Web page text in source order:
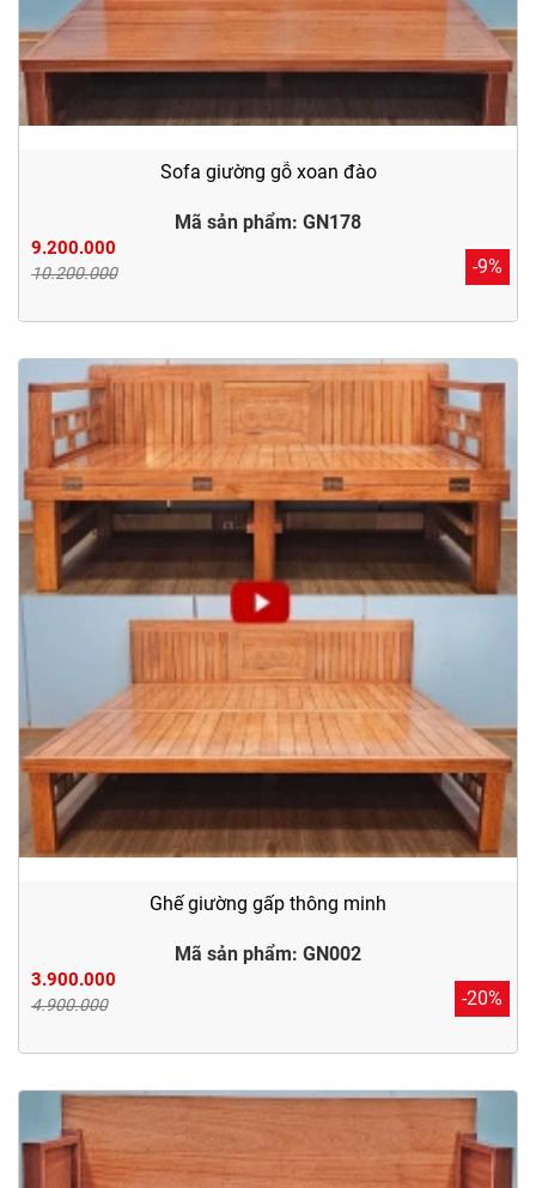
Sofa giường gỗ xoan đào
Mã sản phẩm: GN178
9.200.000
10.200.000 -9%
Ghế giường gấp thông minh
Mã sản phẩm: GN002
3.900.000
4.900.000 -20%